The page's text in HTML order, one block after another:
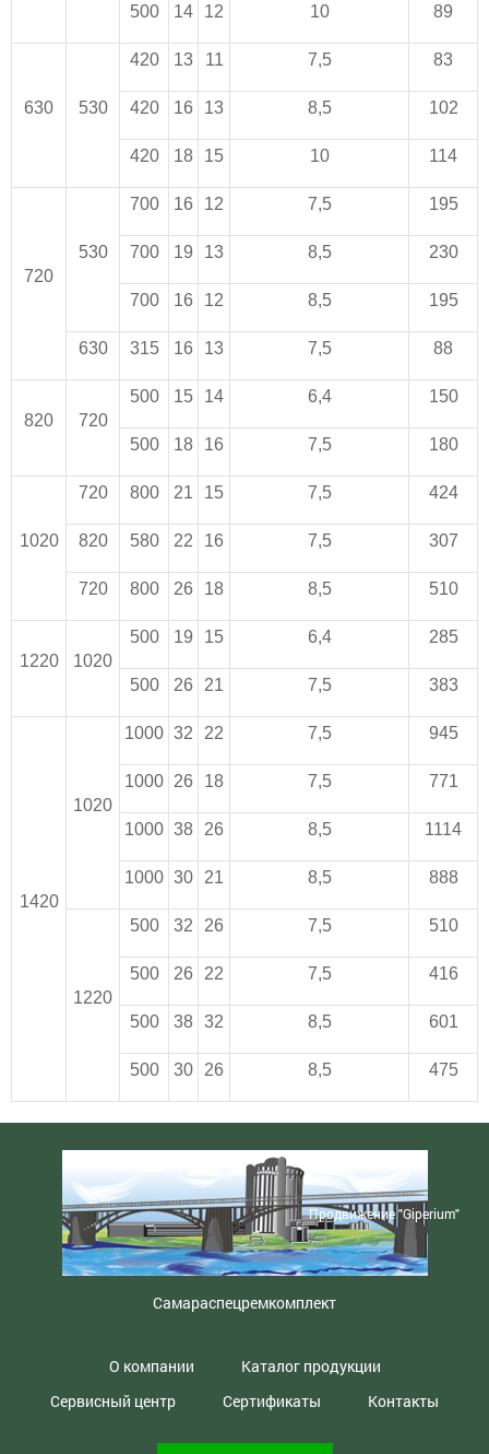
500 14 12 10 89
630 530
420 13 11 7,5 83
420 16 13 8,5 102
420 18 15 10 114
720
530
700 16 12 7,5 195
700 19 13 8,5 230
700 16 12 8,5 195
630 315 16 13 7,5 88
820 720
500 15 14 6,4 150
500 18 16 7,5 180
1020
720 800 21 15 7,5 424
820 580 22 16 7,5 307
720 800 26 18 8,5 510
1220 1020
500 19 15 6,4 285
500 26 21 7,5 383
1420
1020
1000 32 22 7,5 945
1000 26 18 7,5 771
1000 38 26 8,5 1114
1000 30 21 8,5 888
1220
500 32 26 7,5 510
500 26 22 7,5 416
500 38 32 8,5 601
500 30 26 8,5 475
Самараспецремкомплект
О компании
Каталог продукции
Сервисный центр
Сертификаты Контакты
Продвижение "Giperium"